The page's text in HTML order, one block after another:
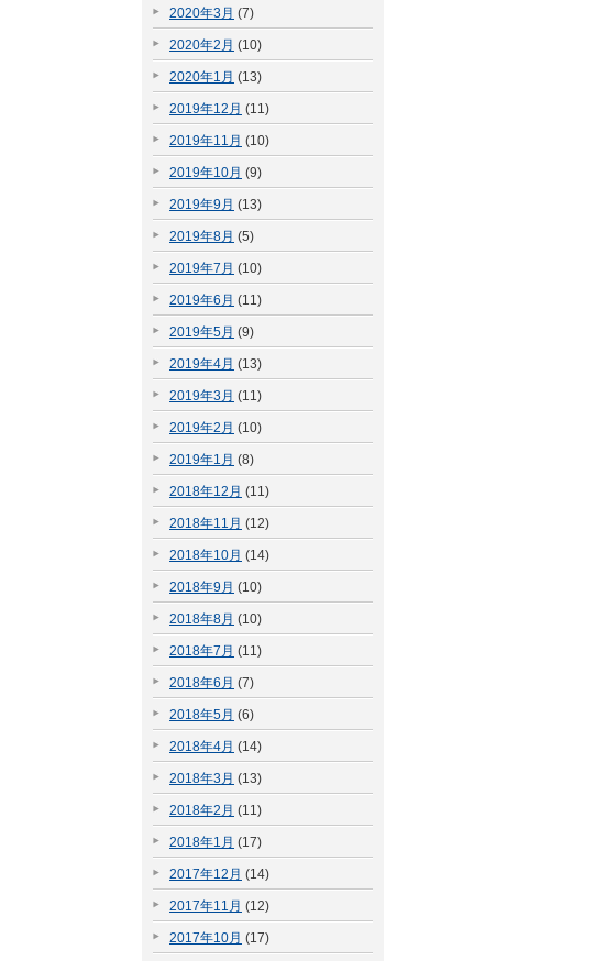
2020年3月 (7)
2020年2月 (10)
2020年1月 (13)
2019年12月 (11)
2019年11月 (10)
2019年10月 (9)
2019年9月 (13)
2019年8月 (5)
2019年7月 (10)
2019年6月 (11)
2019年5月 (9)
2019年4月 (13)
2019年3月 (11)
2019年2月 (10)
2019年1月 (8)
2018年12月 (11)
2018年11月 (12)
2018年10月 (14)
2018年9月 (10)
2018年8月 (10)
2018年7月 (11)
2018年6月 (7)
2018年5月 (6)
2018年4月 (14)
2018年3月 (13)
2018年2月 (11)
2018年1月 (17)
2017年12月 (14)
2017年11月 (12)
2017年10月 (17)